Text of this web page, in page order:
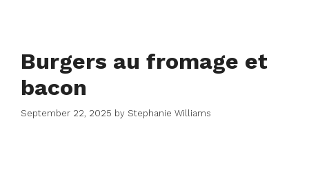
Burgers au fromage et
bacon
September 22, 2025 by Stephanie Williams